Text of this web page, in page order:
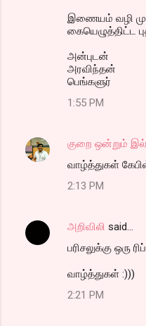
இணையம் வழி
கையெழுத்திட்ட
அன்புடன்
அரவிந்தன்
பெங்களுர்
1:55 PM
குறை ஒன்றும்
வாழ்த்துகள்
2:13 PM
அறிவிலி said…
பரிசலுக்கு ஒரு
வாழ்த்துகள் :)))
2:21 PM